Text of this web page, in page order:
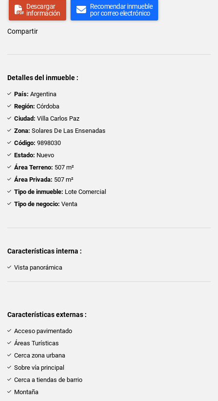
Descargar
información
Recomendar inmueble
por correo electrónico
Compartir
Detalles del inmueble :
País: Argentina
Región: Córdoba
Ciudad: Villa Carlos Paz
Zona: Solares De Las Ensenadas
Código: 9898030
Estado: Nuevo
Área Terreno: 507 m²
Área Privada: 507 m²
Tipo de inmueble: Lote Comercial
Tipo de negocio: Venta
Características interna :
Vista panorámica
Características externas :
Acceso pavimentado
Áreas Turísticas
Cerca zona urbana
Sobre vía principal
Cerca a tiendas de barrio
Montaña